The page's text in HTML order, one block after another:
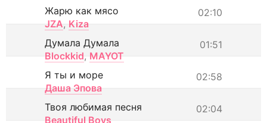
02:10
Жарю как мясо
JZA, Kiza
01:51
Думала Думала
Blockkid, MAYOT
02:58
Я ты и море
Даша Эпова
02:04
Твоя любимая песня
Beautiful Boys